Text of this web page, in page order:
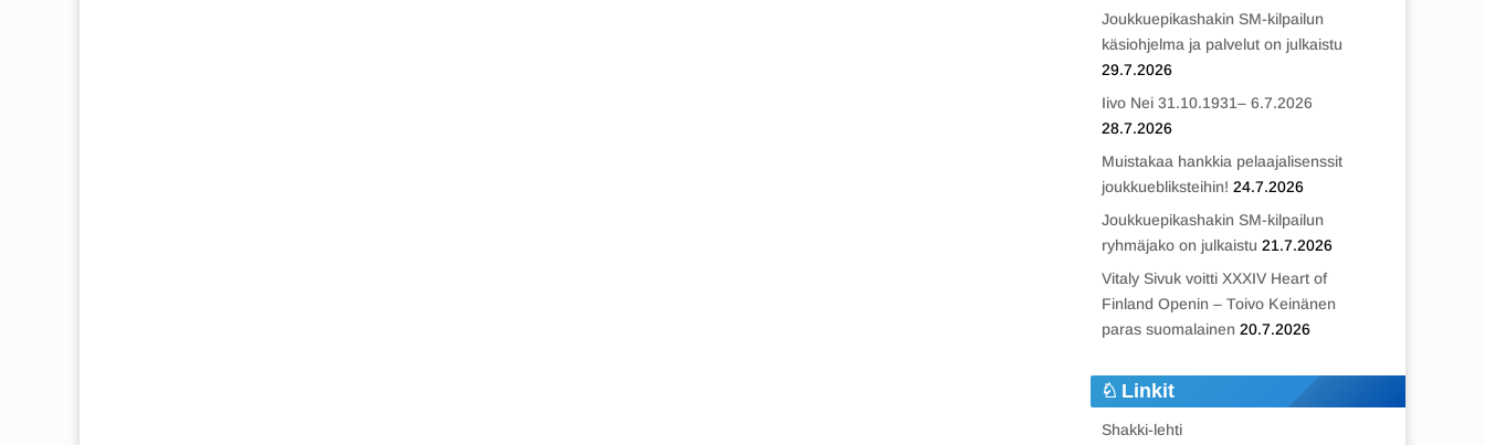
Joukkuepikashakin SM-kilpailun
käsiohjelma ja palvelut on julkaistu
29.7.2026
Iivo Nei 31.10.1931– 6.7.2026
28.7.2026
Muistakaa hankkia pelaajalisenssit
joukkuebliksteihin! 24.7.2026
Joukkuepikashakin SM-kilpailun
ryhmäjako on julkaistu 21.7.2026
Vitaly Sivuk voitti XXXIV Heart of
Finland Openin – Toivo Keinänen
paras suomalainen 20.7.2026
Linkit
Shakki-lehti